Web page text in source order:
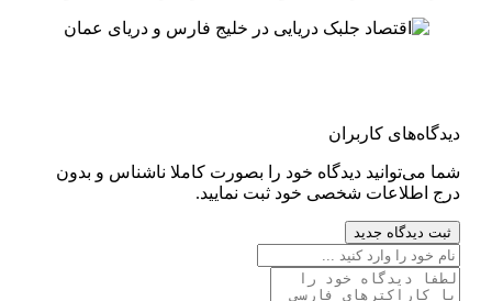
دیدگاه‌های کاربران
شما می‌توانید دیدگاه خود را بصورت کاملا ناشناس و بدون
درج اطلاعات شخصی خود ثبت نمایید.
ثبت دیدگاه جدید